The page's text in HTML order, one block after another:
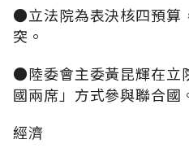
●立法院為表決核四預算
突。
●陸委會主委黃昆輝在立
國兩席」方式參與聯合國
經濟